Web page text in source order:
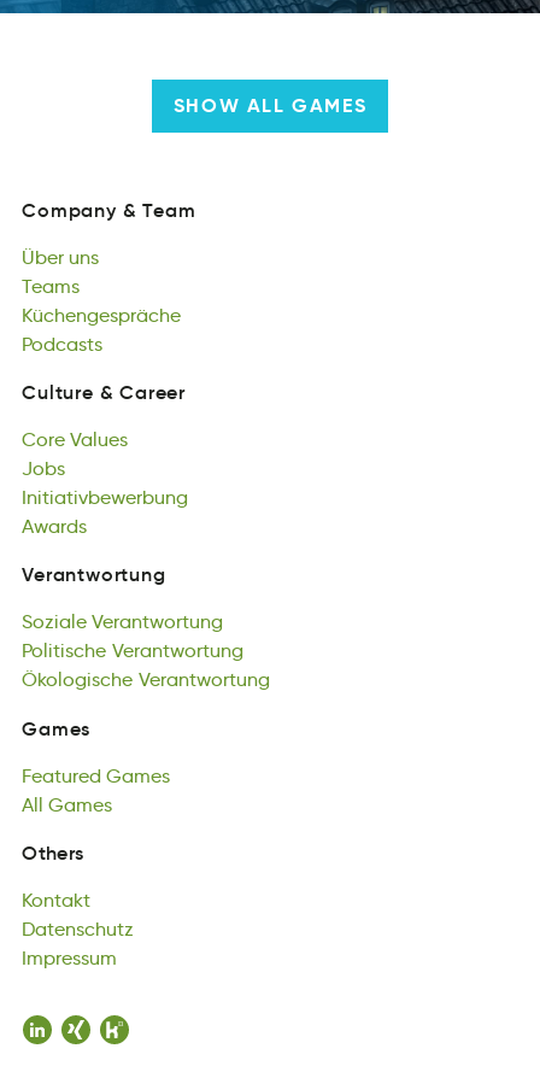
SHOW ALL GAMES
Company & Team
Über
Über
nsu
uns
Teams
sTmae
Teams
Küchengespräche
gcäühKceseerhpn
Küchengespräche
Podcasts
assPtocd
Podcasts
Culture
Culture
&
& Career
Core
Core
Values
Values
obsJ
Jobs
Initiativbewerbung
tvruwnbaIingeibiet
Initiativbewerbung
Awards
awsdAr
Awards
Verantwortung
Verantwortung
Soziale
Soziale
Verantwortung
Verantwortung
Pilihecsto
Politische
utrnarenwVgto
Verantwortung
Ökologische
gielohokÖcs
Ökologische
Verantwortung
nnwatVutregro
Verantwortung
Games
Games
Featured
Featured Games
lAl
All
msaeG
Games
Others
Kontakt
Kontakt
tecusnzDath
Datenschutz
Impressum
repsmuIsm
Impressum